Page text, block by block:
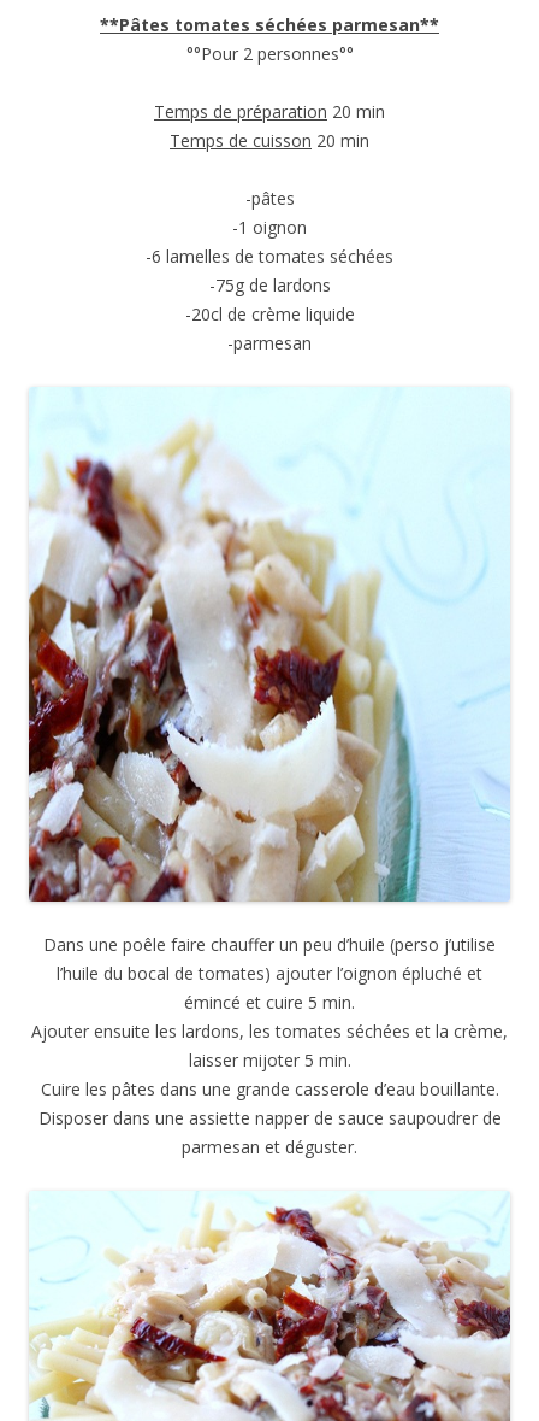
**Pâtes tomates séchées parmesan**
°°Pour 2 personnes°°
Temps de préparation 20 min
Temps de cuisson 20 min
-pâtes
-1 oignon
-6 lamelles de tomates séchées
-75g de lardons
-20cl de crème liquide
-parmesan
Dans une poêle faire chauffer un peu d’huile (perso j’utilise
l’huile du bocal de tomates) ajouter l’oignon épluché et
émincé et cuire 5 min.
Ajouter ensuite les lardons, les tomates séchées et la crème,
laisser mijoter 5 min.
Cuire les pâtes dans une grande casserole d’eau bouillante.
Disposer dans une assiette napper de sauce saupoudrer de
parmesan et déguster.